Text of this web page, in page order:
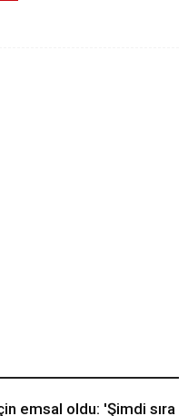
emsal oldu: 'Şimdi sıra